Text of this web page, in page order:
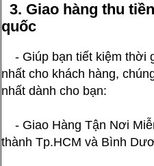
3. Giao hàng thu
quốc
- Giúp bạn tiết kiệm thời
nhất cho khách hàng,
nhất dành cho bạn:
- Giao Hàng Tận Nơi
thành Tp.HCM và Bình